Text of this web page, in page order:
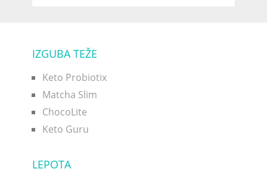
IZGUBA TEŽE
Keto Probiotix
Matcha Slim
ChocoLite
Keto Guru
LEPOTA